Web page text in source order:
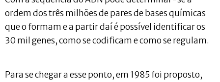
ordem dos três milhões de pares de bases químicas
que o formam e a partir daí é possível identificar os
30 mil genes, como se codificam e como se regulam.
Para se chegar a esse ponto, em 1985 foi proposto,